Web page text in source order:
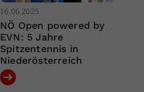
16.06.2025
NÖ Open powered by
EVN: 5 Jahre
Spitzentennis in
Niederösterreich